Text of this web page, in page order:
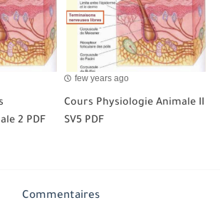
2 PDF
few years ago
Cours Physiologie Animale II
SV5 PDF
Commentaires